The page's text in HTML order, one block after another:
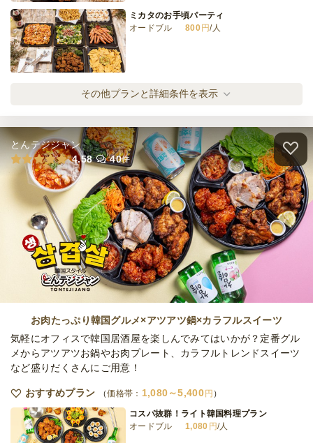
オードブル
15,000円
締切
7日前19時
最低ご注文金額 100,000円
ミカタのお手頃パーティ
オードブル
800 円/人
ミカタのパーティライト
オードブル
1,000円/人
ミカタのパーティスタンダード
オードブル
1,200円/人
ミカタの大満足ボリュームパーティ
オードブル
1,500円/人
全てのプランを見る（5件）
オードブル
締切 1日前18時
最低ご注文金額 15,000円
その他プランと詳細条件を表示
とんテジジャン
4.58
40件
お肉たっぷり韓国グルメ×アツアツ鍋×カラフルスイーツ
気軽にオフィスで韓国居酒屋を楽しんでみてはいかが？定番グル
メからアツアツお鍋やお肉プレート、カラフルトレンドスイーツ
など盛りだくさんにご用意！
おすすめプラン 価格帯： 1,080～5,400 円
コスパ抜群！ライト韓国料理プラン
オードブル
1,080 円/人